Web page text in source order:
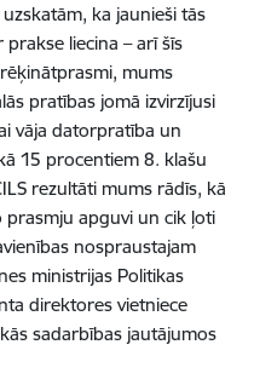
ka jaunieši tās
liecina – arī šīs
mums
pratības jomā izvirzījusi
vāja datorpratība un
15 procentiem 8. klašu
rezultāti mums rādīs, kā
prasmju apguvi un cik ļoti
nospraustajam
ministrijas Politikas
direktores vietniece
sadarbības jautājumos